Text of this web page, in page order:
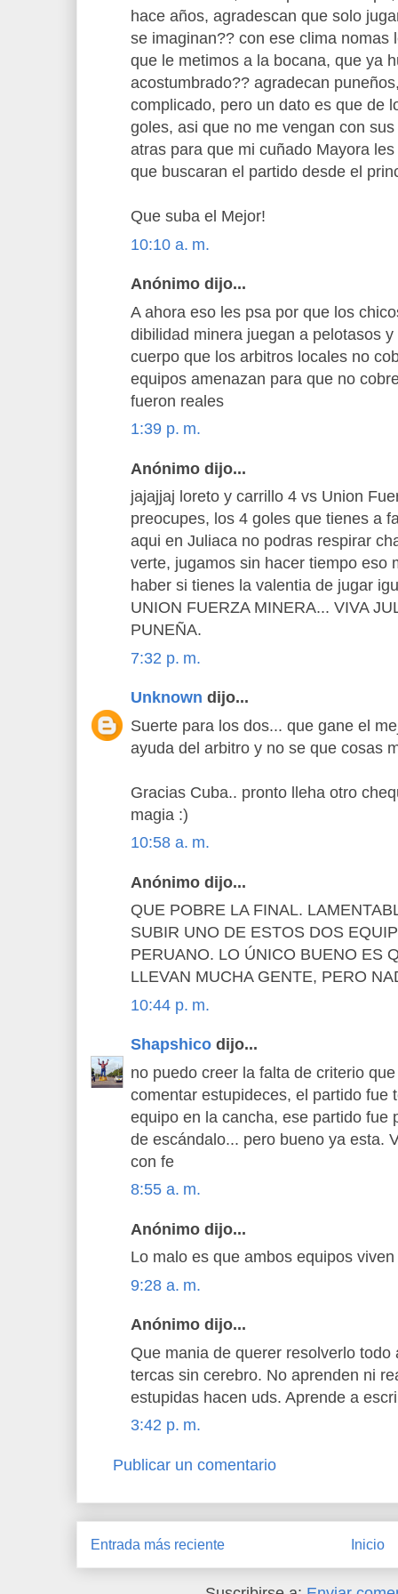
hace años, agradescan que solo
se imaginan?? con ese clima nomas
que le metimos a la bocana, que ya
acostumbrado?? agradecan
complicado, pero un dato es que de
goles, asi que no me vengan con
atras para que mi cuñado Mayora
que buscaran el partido desde el
Que suba el Mejor!
10:10 a. m.
Anónimo dijo...
A ahora eso les psa por que los
dibilidad minera juegan a pelotasos
cuerpo que los arbitros locales no
equipos amenazan para que no
fueron reales
1:39 p. m.
Anónimo dijo...
jajajjaj loreto y carrillo 4 vs Union
preocupes, los 4 goles que tienes a
aqui en Juliaca no podras respirar
verte, jugamos sin hacer tiempo eso
haber si tienes la valentia de jugar
UNION FUERZA MINERA... VIVA
PUNEÑA.
7:32 p. m.
Unknown dijo...
Suerte para los dos... que gane el
ayuda del arbitro y no se que cosas
Gracias Cuba.. pronto lleha otro
magia :)
10:58 a. m.
Anónimo dijo...
QUE POBRE LA FINAL.
SUBIR UNO DE ESTOS DOS
PERUANO. LO ÚNICO BUENO ES
LLEVAN MUCHA GENTE, PERO
10:44 p. m.
Shapshico dijo...
no puedo creer la falta de criterio
comentar estupideces, el partido fue
equipo en la cancha, ese partido fue
de escándalo... pero bueno ya esta.
con fe
8:55 a. m.
Anónimo dijo...
Lo malo es que ambos equipos
9:28 a. m.
Anónimo dijo...
Que mania de querer resolverlo
tercas sin cerebro. No aprenden ni
estupidas hacen uds. Aprende a
3:42 p. m.
Publicar un comentario
Entrada más reciente Inicio